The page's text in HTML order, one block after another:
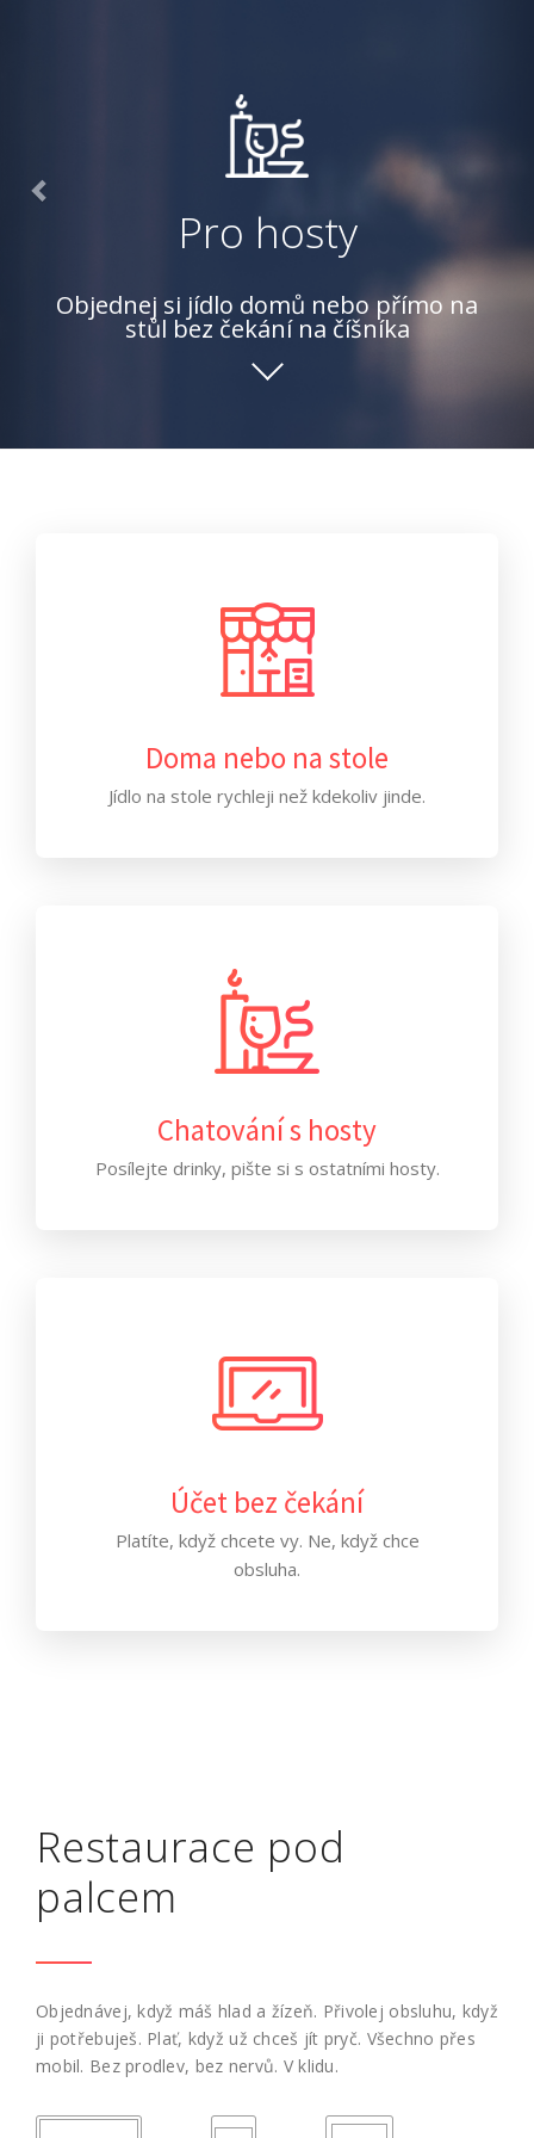
Pro hosty
Objednej si jídlo domů nebo přímo na
stůl bez čekání na číšníka
Doma nebo na stole
Jídlo na stole rychleji než kdekoliv jinde.
Chatování s hosty
Posílejte drinky, pište si s ostatními hosty.
Účet bez čekání
Platíte, když chcete vy. Ne, když chce
obsluha.
Restaurace pod
palcem
Objednávej, když máš hlad a žízeň. Přivolej obsluhu, když
ji potřebuješ. Plať, když už chceš jít pryč. Všechno přes
mobil. Bez prodlev, bez nervů. V klidu.